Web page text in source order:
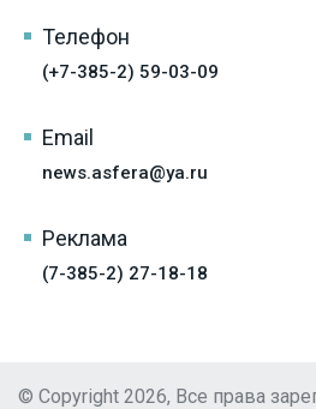
Телефон
(+7-385-2) 59-03-09
Email
news.asfera@ya.ru
Реклама
(7-385-2) 27-18-18
© Copyright 2026, Все права